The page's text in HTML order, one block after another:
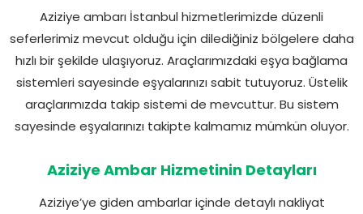
Aziziye ambarı İstanbul hizmetlerimizde düzenli
seferlerimiz mevcut olduğu için dilediğiniz bölgelere daha
hızlı bir şekilde ulaşıyoruz. Araçlarımızdaki eşya bağlama
sistemleri sayesinde eşyalarınızı sabit tutuyoruz. Üstelik
araçlarımızda takip sistemi de mevcuttur. Bu sistem
sayesinde eşyalarınızı takipte kalmamız mümkün oluyor.
Aziziye Ambar Hizmetinin Detayları
Aziziye’ye giden ambarlar içinde detaylı nakliyat